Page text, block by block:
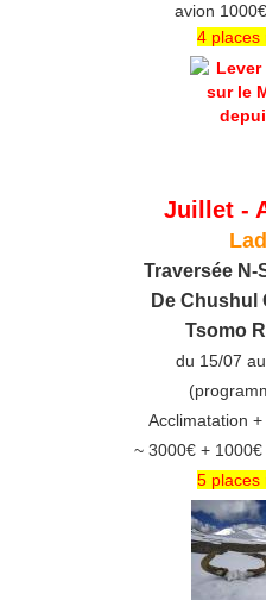
avion
4 places
Juillet -
Traversée N-
De C hushul
Tsomo
du 15/07
Acclimatation
~ 3000€ +
5 places